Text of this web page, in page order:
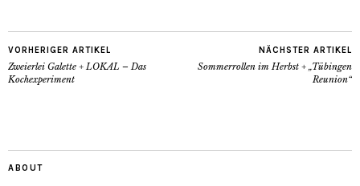
VORHERIGER ARTIKEL
Zweierlei Galette + LOKAL – Das
Kochexperiment
NÄCHSTER ARTIKEL
Sommerrollen im Herbst + „Tübingen
Reunion“
ABOUT